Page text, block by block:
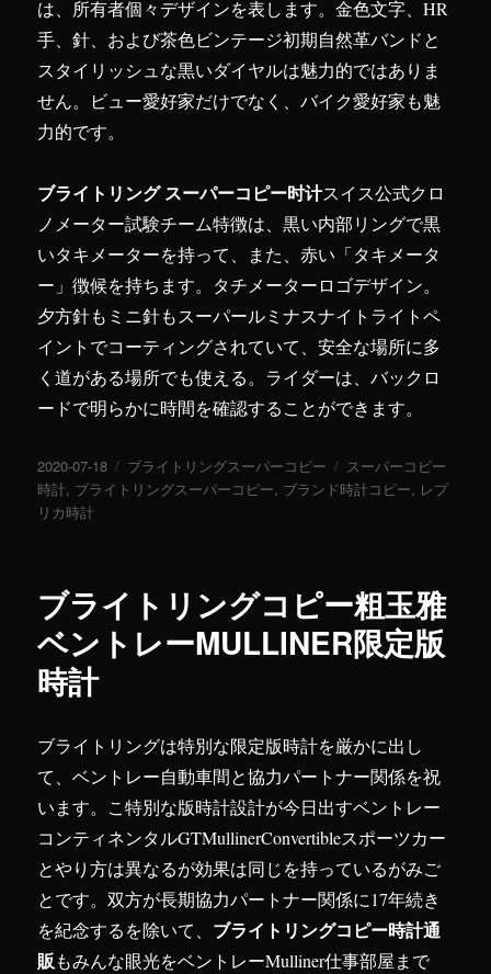
は、所有者個々デザインを表します。金色文字、HR
手、針、および茶色ビンテージ初期自然革バンドと
スタイリッシュな黒いダイヤルは魅力的ではありま
せん。ビュー愛好家だけでなく、バイク愛好家も魅
力的です。
ブライトリング スーパーコピー时计スイス公式クロ
ノメーター試験チーム特徴は、黒い内部リングで黒
いタキメーターを持って、また、赤い「タキメータ
ー」徴候を持ちます。タチメーターロゴデザイン。
夕方針もミニ針もスーパールミナスナイトライトペ
イントでコーティングされていて、安全な場所に多
く道がある場所でも使える。ライダーは、バックロ
ードで明らかに時間を確認することができます。
投
稿
日:
2020-07-18
カ
テ
ブライトリングスーパーコピー
タ
グ
スーパーコピー
時計, ブライトリングスーパーコピー, ブランド時計コピー, レプ
リカ時計
ブライトリングコピー粗玉雅
ベントレーMULLINER限定版
時計
ブライトリングは特別な限定版時計を厳かに出し
て、ベントレー自動車間と協力パートナー関係を祝
います。こ特別な版時計設計が今日出すベントレー
コンティネンタルGTMullinerConvertibleスポーツカー
とやり方は異なるが効果は同じを持っているがみご
とです。双方が長期協力パートナー関係に17年続き
を紀念するを除いて、 ブライトリングコピー時計通
販もみんな眼光をベントレーMulliner仕事部屋まで